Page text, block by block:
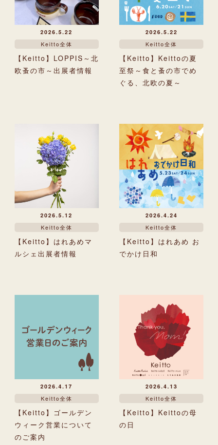
2026.5.22
Keitto全体
【Keitto】LOPPIS～北
欧蚤の市～出展者情報
2026.5.22
Keitto全体
【Keitto】Keittoの夏
至祭～食と蚤の市でめ
ぐる、北欧の夏～
2026.5.12
Keitto全体
【Keitto】はれあめマ
ルシェ出展者情報
2026.4.24
Keitto全体
【Keitto】はれあめ お
でかけ日和
2026.4.17
Keitto全体
【Keitto】ゴールデン
ウィーク営業について
のご案内
2026.4.13
Keitto全体
【Keitto】Keittoの母
の日